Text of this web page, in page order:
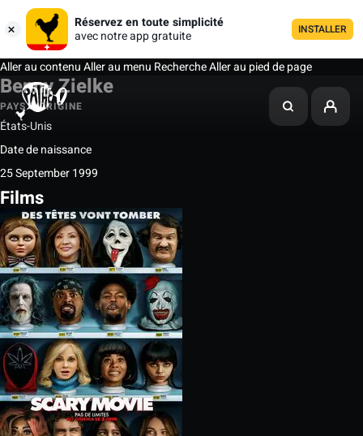
Réservez en toute simplicité
avec notre app gratuite
INSTALLER
Aller au contenuAller au menu RechercheAller au pied de page
Benny Zielke
PAYS D'ORIGINE
États-Unis
Date de naissance
25 September 1999
Films